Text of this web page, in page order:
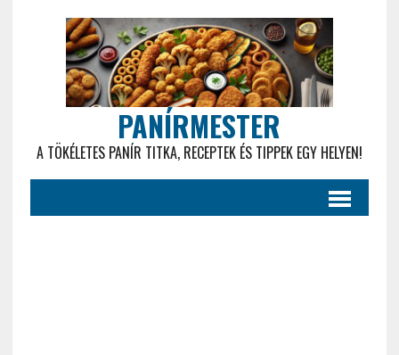
PANÍRMESTER
A TÖKÉLETES PANÍR TITKA, RECEPTEK ÉS TIPPEK EGY HELYEN!